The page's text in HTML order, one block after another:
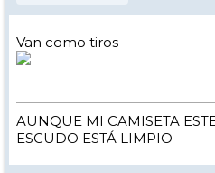
Van como tiros
AUNQUE MI CAMISETA
ESCUDO ESTÁ LIMPIO